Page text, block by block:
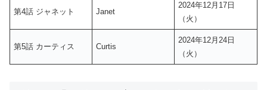
第4話 ジャネット Janet
2024年12月17日
（火）
第5話 カーティス Curtis
2024年12月24日
（火）